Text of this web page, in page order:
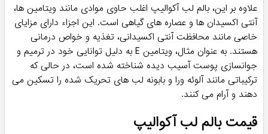
علاوه بر این، بالم لب آکوالیپ اغلب حاوی موادی مانند ویتامین ها،
آنتی اکسیدان ها و عصاره های گیاهی است. این اجزاء دارای مزایای
خاصی مانند محافظت آنتی اکسیدانی، تغذیه و خواص درمانی
هستند. به عنوان مثال، ویتامین E به دلیل توانایی خود در ترمیم و
جوانسازی پوست آسیب دیده شناخته شده است، در حالی که
ترکیباتی مانند آلوئه ورا و بابونه لب های تحریک شده را تسکین می
دهند و آرام می کنند.
قیمت بالم لب آکوالیپ